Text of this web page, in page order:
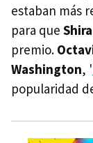
estaban más
para que
premio.
Washington, '
popularidad